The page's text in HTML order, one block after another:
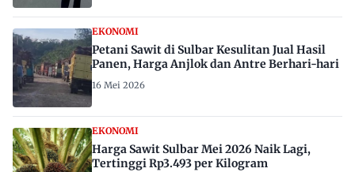
EKONOMI
Petani Sawit di Sulbar Kesulitan Jual Hasil
Panen, Harga Anjlok dan Antre Berhari-hari
16 Mei 2026
EKONOMI
Harga Sawit Sulbar Mei 2026 Naik Lagi,
Tertinggi Rp3.493 per Kilogram